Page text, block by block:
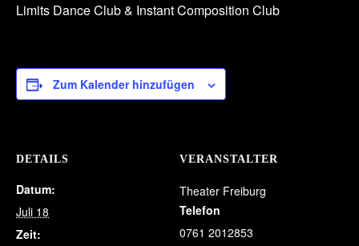
Limits Dance Club & Instant Composition Club
Zum Kalender hinzufügen
DETAILS
Datum:
Juli 18
Zeit:
VERANSTALTER
Theater Freiburg
Telefon
0761 2012853